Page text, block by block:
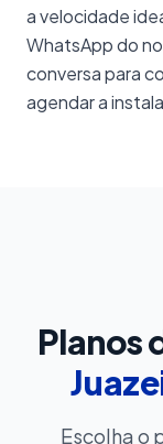
a velocidade
WhatsApp do
conversa para
agendar a
Planos
Escolha o